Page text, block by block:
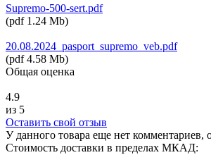
Supremo-500-sert.pdf
(pdf 1.24 Mb)
20.08.2024_pasport_supremo_veb.pdf
(pdf 4.58 Mb)
Общая оценка
4.9
из 5
Оставить свой отзыв
У данного товара еще нет комментариев,
Стоимость доставки в пределах МКАД: